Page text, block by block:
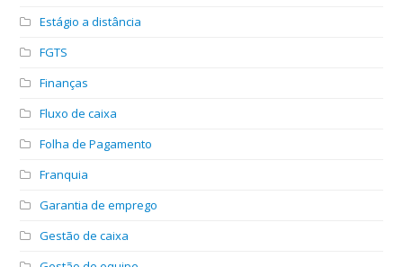
Estágio a distância
FGTS
Finanças
Fluxo de caixa
Folha de Pagamento
Franquia
Garantia de emprego
Gestão de caixa